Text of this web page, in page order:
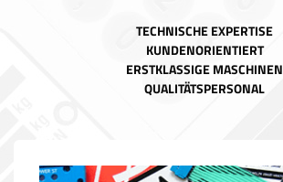
TECHNISCHE EXPERTISE
KUNDENORIENTIERT
ERSTKLASSIGE MASCHINEN
QUALITÄTSPERSONAL